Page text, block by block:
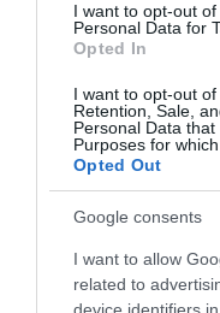
I want to opt-out
Personal Data for
Opted In
I want to opt-out of
Retention, Sale,
Personal Data
Purposes for
Opted Out
Google consents
I want to allow
related to
One Teaspoon
Die Instantly
257 101